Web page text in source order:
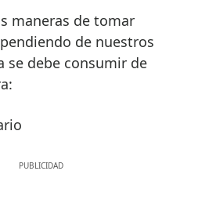
maneras de tomar
de nuestros
se debe consumir de